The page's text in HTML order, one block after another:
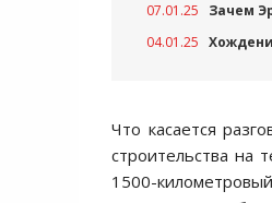
07.01.25
Зачем
04.01.25
Что касается
строительства на
1500-